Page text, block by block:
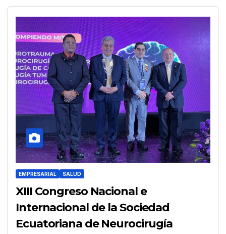
EMPRESARIAL SALUD
XIII Congreso Nacional e
Internacional de la Sociedad
Ecuatoriana de Neurocirugía